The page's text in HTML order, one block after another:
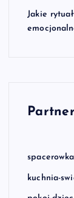
Jakie
kuchnia-